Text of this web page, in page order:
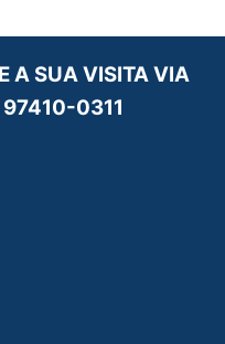
A SUA VISITA VIA
97410-0311